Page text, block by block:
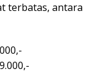
terbatas, antara